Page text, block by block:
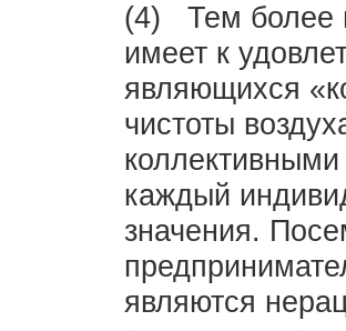
(4) Тем более
имеет к
являющихся
чистоты
каждый
значения.
являются